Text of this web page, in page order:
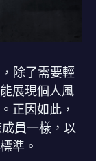
除了需要輕
展現個人風
正因如此，
員一樣，以
準。